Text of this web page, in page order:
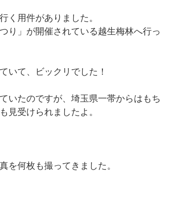
く用件がありました。
り」が開催されている越生梅林へ行っ
いて、ビックリでした！
いたのですが、埼玉県一帯からはもち
見受けられましたよ。
を何枚も撮ってきました。